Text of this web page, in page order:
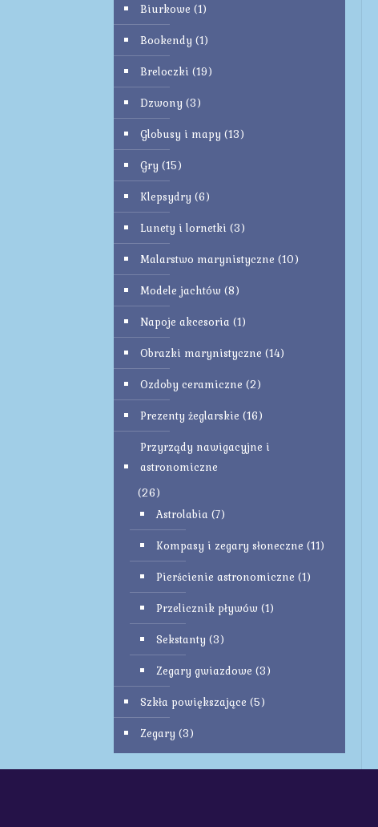
Biurkowe (1)
Bookendy (1)
Breloczki (19)
Dzwony (3)
Globusy i mapy (13)
Gry (15)
Klepsydry (6)
Lunety i lornetki (3)
Malarstwo marynistyczne (10)
Modele jachtów (8)
Napoje akcesoria (1)
Obrazki marynistyczne (14)
Ozdoby ceramiczne (2)
Prezenty żeglarskie (16)
Przyrządy nawigacyjne i
astronomiczne
(26)
Astrolabia (7)
Kompasy i zegary słoneczne (11)
Pierścienie astronomiczne (1)
Przelicznik pływów (1)
Sekstanty (3)
Zegary gwiazdowe (3)
Szkła powiększające (5)
Zegary (3)